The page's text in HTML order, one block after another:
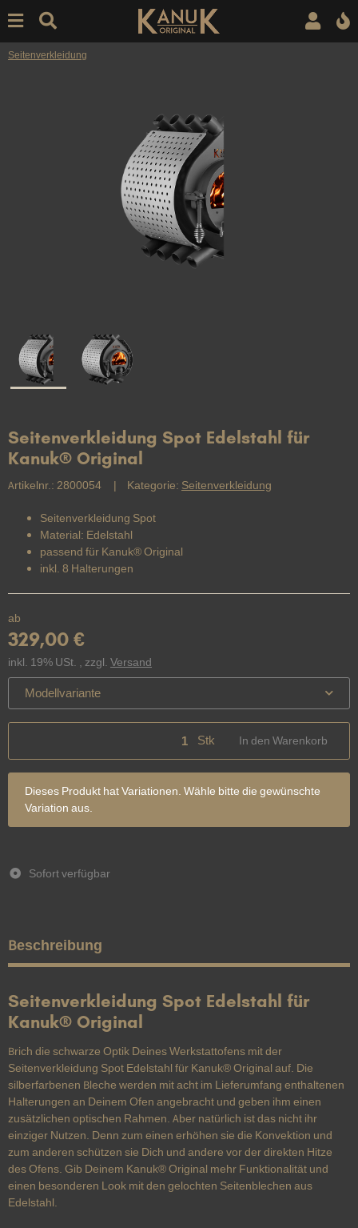
Seitenverkleidung
Seitenverkleidung Spot Edelstahl für
Kanuk® Original
Artikelnr.: 2800054 Kategorie: Seitenverkleidung
Seitenverkleidung Spot
Material: Edelstahl
passend für Kanuk® Original
inkl. 8 Halterungen
ab
329,00 €
inkl. 19% USt. , zzgl. Versand
Modellvariante
Stk In den Warenkorb
x
Dieses Produkt hat Variationen. Wähle bitte die gewünschte
Variation aus.
Sofort verfügbar
Beschreibung
Seitenverkleidung Spot Edelstahl für
Kanuk® Original
Brich die schwarze Optik Deines Werkstattofens mit der
Seitenverkleidung Spot Edelstahl für Kanuk® Original auf. Die
silberfarbenen Bleche werden mit acht im Lieferumfang enthaltenen
Halterungen an Deinem Ofen angebracht und geben ihm einen
zusätzlichen optischen Rahmen. Aber natürlich ist das nicht ihr
einziger Nutzen. Denn zum einen erhöhen sie die Konvektion und
zum anderen schützen sie Dich und andere vor der direkten Hitze
des Ofens. Gib Deinem Kanuk® Original mehr Funktionalität und
einen besonderen Look mit den gelochten Seitenblechen aus
Edelstahl.